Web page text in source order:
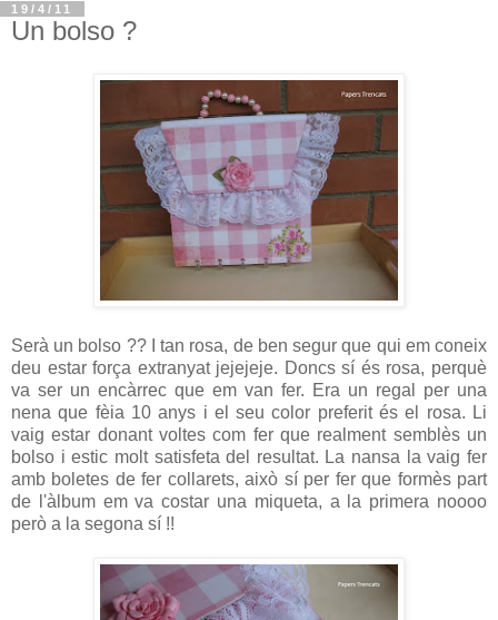
19/4/11
Un bolso ?
Serà un bolso ?? I tan rosa, de ben segur que qui em coneix
deu estar força extranyat jejejeje. Doncs sí és rosa, perquè
va ser un encàrrec que em van fer. Era un regal per una
nena que fèia 10 anys i el seu color preferit és el rosa. Li
vaig estar donant voltes com fer que realment semblès un
bolso i estic molt satisfeta del resultat. La nansa la vaig fer
amb boletes de fer collarets, això sí per fer que formès part
de l'àlbum em va costar una miqueta, a la primera noooo
però a la segona sí !!